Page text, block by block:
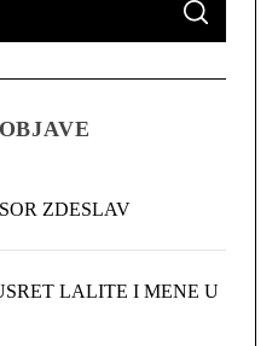
S
A
C
ZDESLAV
LALITE I MENE U